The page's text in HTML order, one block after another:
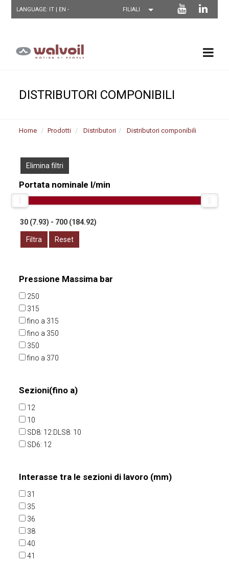
LANGUAGE: IT | EN-
DISTRIBUTORI COMPONIBILI
Home Prodotti Distributori Distributori componibili
Elimina filtri
Portata nominale l/min
Filtra Reset
Pressione Massima bar
250
315
fino a 315
fino a 350
350
fino a 370
Sezioni(fino a)
12
10
SD8: 12:DLS8: 10
SD6: 12
Interasse tra le sezioni di lavoro (mm)
31
35
36
38
40
41